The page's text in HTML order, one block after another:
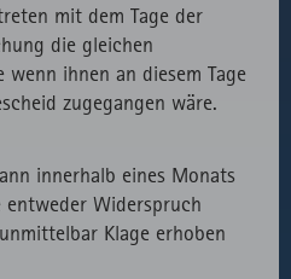
mit dem Tage der
die gleichen
ihnen an diesem Tage
zugegangen wäre.
innerhalb eines Monats
entweder Widerspruch
Klage erhoben